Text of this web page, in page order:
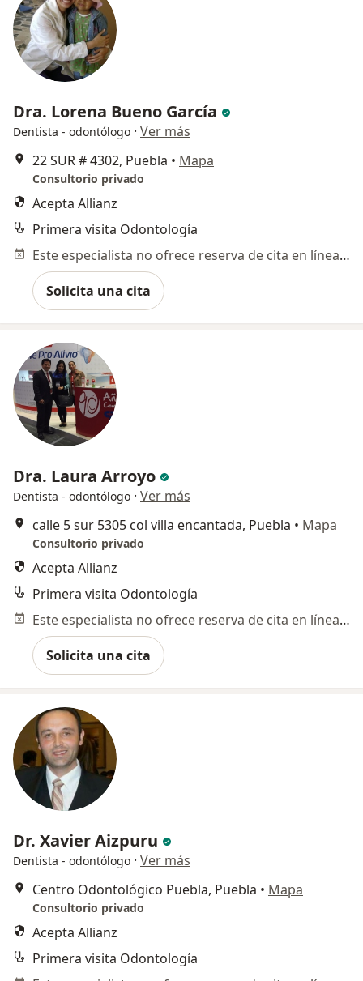
Dra. Lorena Bueno García
Dentista - odontólogo · Ver más
22 SUR # 4302, Puebla • Mapa
Consultorio privado
Acepta Allianz
Primera visita Odontología
Este especialista no ofrece reserva de cita en línea en esta dirección.
Solicita una cita
Dra. Laura Arroyo
Dentista - odontólogo · Ver más
calle 5 sur 5305 col villa encantada, Puebla • Mapa
Consultorio privado
Acepta Allianz
Primera visita Odontología
Este especialista no ofrece reserva de cita en línea en esta dirección.
Solicita una cita
Dr. Xavier Aizpuru
Dentista - odontólogo · Ver más
Centro Odontológico Puebla, Puebla • Mapa
Consultorio privado
Acepta Allianz
Primera visita Odontología